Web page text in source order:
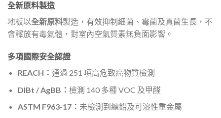
全新原料製造
地板以全新原料製造，有效抑制細菌、霉菌及真菌生長，不
會釋放有毒氣體，對室內空氣質素無負面影響。
多項國際安全認證
REACH： 通過 251 項高危致癌物質檢測
DIBt / AgBB： 檢測 140 多種 VOC 及甲醛
ASTM F963-17： 未檢測到總鉛及可溶性重金屬